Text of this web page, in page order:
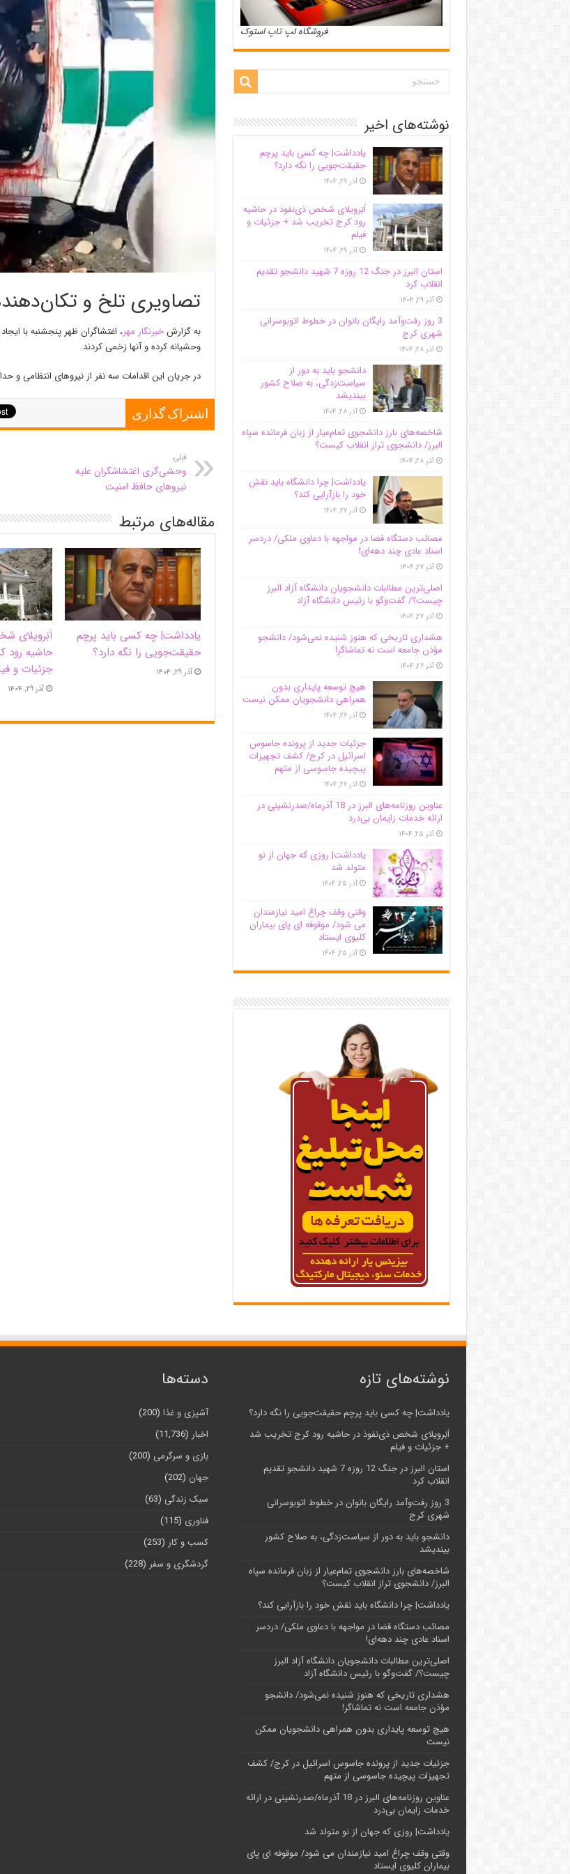
تصاویری تلخ و
به گزارشخبرنگار مهر، اغتشاگران ظهر پنجشنبه با
وحشیانه کرده و آنها زخمی کردند.
در جریان این اقدامات سه نفر از نیروهای انتظامی و
اشتراک گذاری
قبلی
وحشی‌گری اغتشاشگران علیه
نیروهای حافظ امنیت
مقاله‌های مرتبط
یادداشت| ‌چه کسی باید پرچم
حقیقت‌جویی را نگه دارد؟
آذر ۲۹, ۱۴۰۴
اَبَر‌ویلای
حاشیه‌
جزئیات و
آذر ۲۹, ۱۴۰۴
فروشگاه لپ تاپ استوک
نوشته‌های اخیر
یادداشت| ‌چه کسی باید پرچم
حقیقت‌جویی را نگه دارد؟
آذر ۲۹, ۱۴۰۴
اَبَر‌ویلای شخص ذی‌نفوذ در حاشیه‌
رود کرج تخریب شد + جزئیات و
فیلم
آذر ۲۹, ۱۴۰۴
استان البرز در جنگ 12 روزه 7 شهید دانشجو تقدیم
انقلاب کرد
آذر ۲۹, ۱۴۰۴
3 روز رفت‌وآمد رایگان بانوان در خطوط اتوبوسرانی
شهری کرج
آذر ۲۸, ۱۴۰۴
دانشجو باید به دور از
سیاست‌زدگی، به صلاح کشور
بیندیشد
آذر ۲۸, ۱۴۰۴
شاخصه‌های بارز دانشجوی تمام‌عیار از زبان فرمانده سپاه
البرز/ دانشجوی تراز انقلاب کیست؟
آذر ۲۸, ۱۴۰۴
یادداشت| چرا دانشگاه باید نقش
خود را بازآرایی کند؟
آذر ۲۷, ۱۴۰۴
مصائب دستگاه قضا در مواجهه با دعاوی ملکی/ دردسر
اسناد عادی چند‌ دهه‌ای!
آذر ۲۷, ۱۴۰۴
اصلی‌ترین مطالبات دانشجویان دانشگاه آزاد البرز
چیست؟/ گفت‌وگو با رئیس دانشگاه آز‌اد
آذر ۲۷, ۱۴۰۴
هشداری تاریخی که هنوز شنیده نمی‌شود/ دانشجو
مؤذن جامعه است نه تماشاگر!
آذر ۲۶, ۱۴۰۴
هیچ توسعه پایداری بدون
همراهی دانشجویان ممکن نیست
آذر ۲۶, ۱۴۰۴
جزئیات جدید از پرونده جاسوس
اسرائیل در کرج/‌ کشف تجهیزات
پیچیده جاسوسی از متهم
آذر ۲۶, ۱۴۰۴
عناوین روزنامه‌های البرز در ‌18 آذرماه/صدرنشینی در
ارائه خدمات زایمان بی‌درد
آذر ۲۵, ۱۴۰۴
یادداشت| روزی که جهان از نو
متولد شد
آذر ۲۵, ۱۴۰۴
وقتی وقف چراغ امید نیازمندان
می شود/ موقوفه ای پای بیماران
کلیوی ایستاد
آذر ۲۵, ۱۴۰۴
نوشته‌های تازه
یادداشت| ‌چه کسی باید پرچم حقیقت‌جویی را نگه دارد؟
اَبَر‌ویلای شخص ذی‌نفوذ در حاشیه‌ رود کرج تخریب شد
+ جزئیات و فیلم
استان البرز در جنگ 12 روزه 7 شهید دانشجو تقدیم
انقلاب کرد
3 روز رفت‌وآمد رایگان بانوان در خطوط اتوبوسرانی
شهری کرج
دانشجو باید به دور از سیاست‌زدگی، به صلاح کشور
بیندیشد
شاخصه‌های بارز دانشجوی تمام‌عیار از زبان فرمانده سپاه
البرز/ دانشجوی تراز انقلاب کیست؟
یادداشت| چرا دانشگاه باید نقش خود را بازآرایی کند؟
مصائب دستگاه قضا در مواجهه با دعاوی ملکی/ دردسر
اسناد عادی چند‌ دهه‌ای!
اصلی‌ترین مطالبات دانشجویان دانشگاه آزاد البرز
چیست؟/ گفت‌وگو با رئیس دانشگاه آز‌اد
هشداری تاریخی که هنوز شنیده نمی‌شود/ دانشجو
مؤذن جامعه است نه تماشاگر!
هیچ توسعه پایداری بدون همراهی دانشجویان ممکن
نیست
جزئیات جدید از پرونده جاسوس اسرائیل در کرج/‌ کشف
تجهیزات پیچیده جاسوسی از متهم
عناوین روزنامه‌های البرز در ‌18 آذرماه/صدرنشینی در ارائه
خدمات زایمان بی‌درد
یادداشت| روزی که جهان از نو متولد شد
وقتی وقف چراغ امید نیازمندان می شود/ موقوفه ای پای
بیماران کلیوی ایستاد
دسته‌ها
آشپزی و غذا (200)
اخبار (11,736)
بازی و سرگرمی (200)
جهان (202)
سبک زندگی (63)
فناوری (115)
کسب و کار (253)
گردشگری و سفر (228)